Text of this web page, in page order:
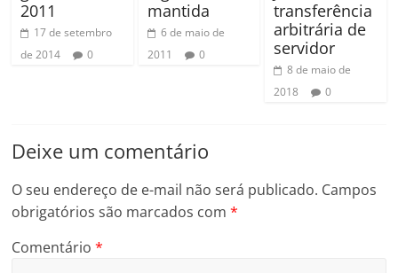
2011
17 de setembro
de 2014
0
mantida
6 de maio de
2011
0
transferência
arbitrária de
servidor
8 de maio de
2018
0
Deixe um comentário
O seu endereço de e-mail não será publicado. Campos
obrigatórios são marcados com*
Comentário*